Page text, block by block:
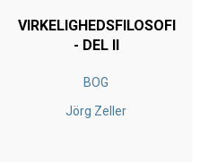
VIRKELIGHEDSFILOSOFI
- DEL II
BOG
Jörg Zeller